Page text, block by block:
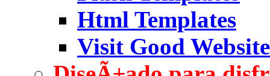
Html Templates
Visit Good Website